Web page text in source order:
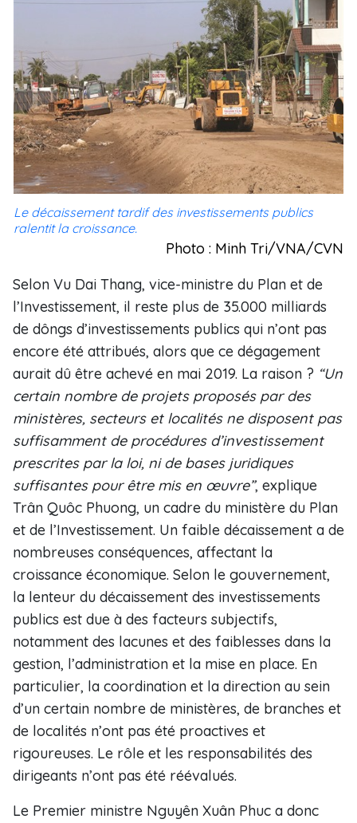
Le décaissement tardif des investissements publics
ralentit la croissance.
Photo : Minh Tri/VNA/CVN
Selon Vu Dai Thang, vice-ministre du Plan et de
l’Investissement, il reste plus de 35.000 milliards
de dôngs d’investissements publics qui n’ont pas
encore été attribués, alors que ce dégagement
aurait dû être achevé en mai 2019. La raison ? “Un
certain nombre de projets proposés par des
ministères, secteurs et localités ne disposent pas
suffisamment de procédures d’investissement
prescrites par la loi, ni de bases juridiques
suffisantes pour être mis en œuvre”, explique
Trân Quôc Phuong, un cadre du ministère du Plan
et de l’Investissement. Un faible décaissement a de
nombreuses conséquences, affectant la
croissance économique. Selon le gouvernement,
la lenteur du décaissement des investissements
publics est due à des facteurs subjectifs,
notamment des lacunes et des faiblesses dans la
gestion, l’administration et la mise en place. En
particulier, la coordination et la direction au sein
d’un certain nombre de ministères, de branches et
de localités n’ont pas été proactives et
rigoureuses. Le rôle et les responsabilités des
dirigeants n’ont pas été réévalués.
Le Premier ministre Nguyên Xuân Phuc a donc